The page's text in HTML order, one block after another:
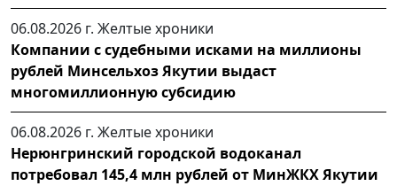
06.08.2026 г. Желтые хроники
Компании с судебными исками на миллионы
рублей Минсельхоз Якутии выдаст
многомиллионную субсидию
06.08.2026 г. Желтые хроники
Нерюнгринский городской водоканал
потребовал 145,4 млн рублей от МинЖКХ Якутии